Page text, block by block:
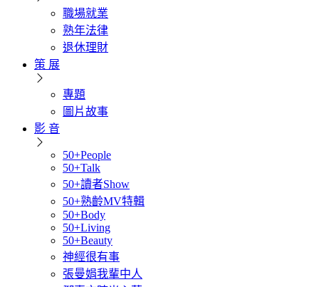
職場就業
熟年法律
退休理財
策 展
專題
圖片故事
影 音
50+People
50+Talk
50+讀者Show
50+熟齡MV特輯
50+Body
50+Living
50+Beauty
神經很有事
張曼娟我輩中人